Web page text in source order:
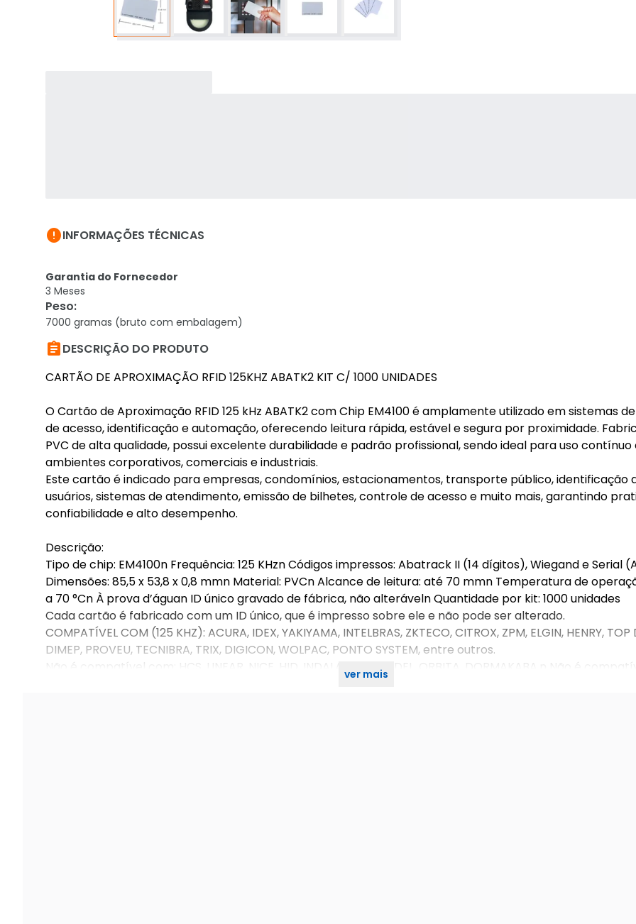
INFORMAÇÕES TÉCNICAS
Garantia do Fornecedor
3 Meses
Peso:
7000 gramas (bruto com embalagem)
DESCRIÇÃO DO PRODUTO
CARTÃO DE APROXIMAÇÃO RFID 125KHZ ABATK2 KIT C/ 1000 UNIDADES
O Cartão de Aproximação RFID 125 kHz ABATK2 com Chip EM4100 é amplamente utilizado em sistemas
de acesso, identificação e automação, oferecendo leitura rápida, estável e segura por proximidade.
PVC de alta qualidade, possui excelente durabilidade e padrão profissional, sendo ideal para uso contínuo
ambientes corporativos, comerciais e industriais.
Este cartão é indicado para empresas, condomínios, estacionamentos, transporte público, identificação
usuários, sistemas de atendimento, emissão de bilhetes, controle de acesso e muito mais, garantindo
confiabilidade e alto desempenho.
Descrição:
Tipo de chip: EM4100n Frequência: 125 KHzn Códigos impressos: Abatrack II (14 dígitos), Wiegand e Serial
Dimensões: 85,5 x 53,8 x 0,8 mmn Material: PVCn Alcance de leitura: até 70 mmn Temperatura de
a 70 °Cn À prova d’águan ID único gravado de fábrica, não alteráveln Quantidade por kit: 1000 unidades
Cada cartão é fabricado com um ID único, que é impresso sobre ele e não pode ser alterado.
COMPATÍVEL COM (125 KHZ): ACURA, IDEX, YAKIYAMA, INTELBRAS, ZKTECO, CITROX, ZPM, ELGIN, HENRY, TOP
DIMEP, PROVEU, TECNIBRA, TRIX, DIGICON, WOLPAC, PONTO SYSTEM, entre outros.
Não é compatível com: HCS, LINEAR, NICE, HID, INDALA, ONITY, ADEL, ORBITA, DORMAKABA.n Não é
ver mais